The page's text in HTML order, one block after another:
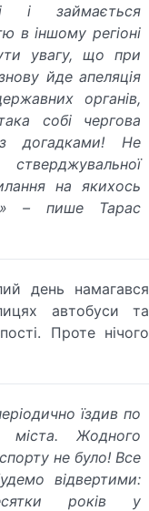
і займається
в іншому регіоні
увагу, що при
йде апеляція
органів,
собі чергова
догадками! Не
на якихось
– пише Тарас
день намагався
автобуси та
Проте нічого
їздив по
Жодного
не було! Все
відвертими:
років у